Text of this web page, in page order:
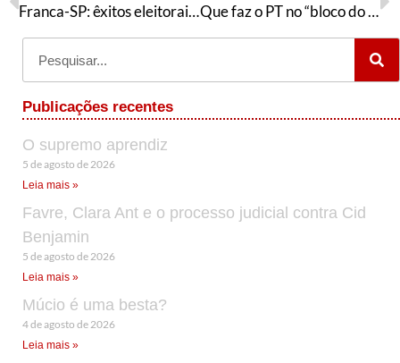
Franca-SP: êxitos eleitorais, mas sem vitória política Que faz o PT no “bloco do Maia”?
Publicações recentes
O supremo aprendiz
5 de agosto de 2026
Leia mais »
Favre, Clara Ant e o processo judicial contra Cid
Benjamin
5 de agosto de 2026
Leia mais »
Múcio é uma besta?
4 de agosto de 2026
Leia mais »